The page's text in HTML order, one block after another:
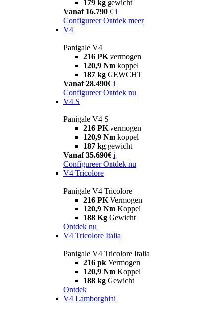
179 kg gewicht
Vanaf 16.790 € i
Configureer Ontdek meer
V4
Panigale V4
216 PK vermogen
120,9 Nm koppel
187 kg GEWCHT
Vanaf 28.490€ i
Configureer Ontdek nu
V4 S
Panigale V4 S
216 PK vermogen
120,9 Nm koppel
187 kg gewicht
Vanaf 35.690€ i
Configureer Ontdek nu
V4 Tricolore
Panigale V4 Tricolore
216 PK Vermogen
120,9 Nm Koppel
188 Kg Gewicht
Ontdek nu
V4 Tricolore Italia
Panigale V4 Tricolore Italia
216 pk Vermogen
120,9 Nm Koppel
188 kg Gewicht
Ontdek
V4 Lamborghini